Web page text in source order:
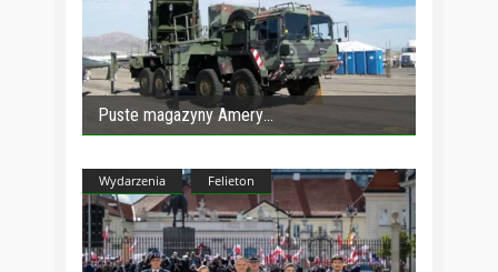
Puste magazyny Amery
Wydarzenia Felieton